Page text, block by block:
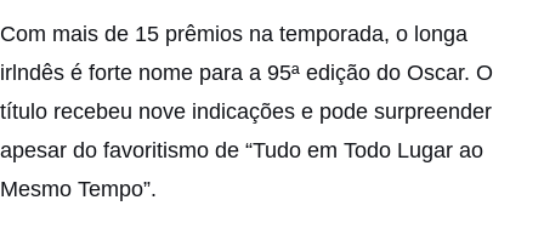
Com mais de 15 prêmios na temporada, o longa
irlndês é forte nome para a 95ª edição do Oscar. O
título recebeu nove indicações e pode surpreender
apesar do favoritismo de “Tudo em Todo Lugar ao
Mesmo Tempo”.